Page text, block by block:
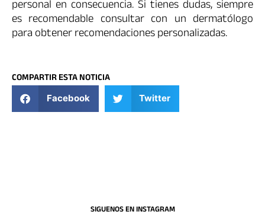
personal en consecuencia. Si tienes dudas, siempre
es recomendable consultar con un dermatólogo
para obtener recomendaciones personalizadas.
COMPARTIR ESTA NOTICIA
Facebook Twitter
SIGUENOS EN INSTAGRAM